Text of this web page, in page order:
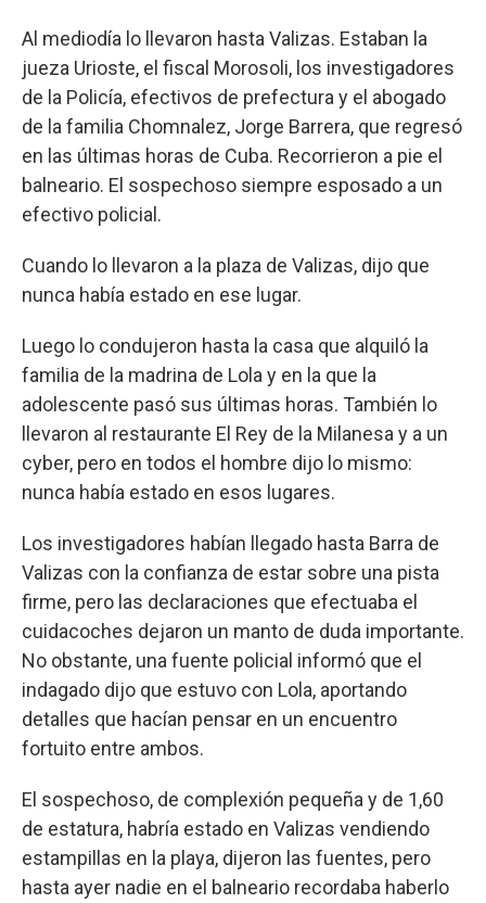
Al mediodía lo llevaron hasta Valizas. Estaban la
jueza Urioste, el fiscal Morosoli, los investigadores
de la Policía, efectivos de prefectura y el abogado
de la familia Chomnalez, Jorge Barrera, que regresó
en las últimas horas de Cuba. Recorrieron a pie el
balneario. El sospechoso siempre esposado a un
efectivo policial.
Cuando lo llevaron a la plaza de Valizas, dijo que
nunca había estado en ese lugar.
Luego lo condujeron hasta la casa que alquiló la
familia de la madrina de Lola y en la que la
adolescente pasó sus últimas horas. También lo
llevaron al restaurante El Rey de la Milanesa y a un
cyber, pero en todos el hombre dijo lo mismo:
nunca había estado en esos lugares.
Los investigadores habían llegado hasta Barra de
Valizas con la confianza de estar sobre una pista
firme, pero las declaraciones que efectuaba el
cuidacoches dejaron un manto de duda importante.
No obstante, una fuente policial informó que el
indagado dijo que estuvo con Lola, aportando
detalles que hacían pensar en un encuentro
fortuito entre ambos.
El sospechoso, de complexión pequeña y de 1,60
de estatura, habría estado en Valizas vendiendo
estampillas en la playa, dijeron las fuentes, pero
hasta ayer nadie en el balneario recordaba haberlo